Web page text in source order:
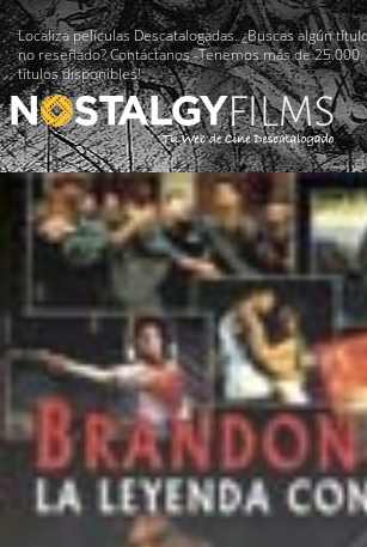
Localiza películas Descatalogadas. ¿Buscas algún
no reseñado? Contáctanos -Tenemos más de 25.000
títulos disponibles!